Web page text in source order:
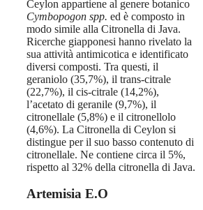
Ceylon appartiene al genere botanico
Cymbopogon spp. ed è composto in
modo simile alla Citronella di Java.
Ricerche giapponesi hanno rivelato la
sua attività antimicotica e identificato
diversi composti. Tra questi, il
geraniolo (35,7%), il trans-citrale
(22,7%), il cis-citrale (14,2%),
l’acetato di geranile (9,7%), il
citronellale (5,8%) e il citronellolo
(4,6%). La Citronella di Ceylon si
distingue per il suo basso contenuto di
citronellale. Ne contiene circa il 5%,
rispetto al 32% della citronella di Java.
Artemisia E.O